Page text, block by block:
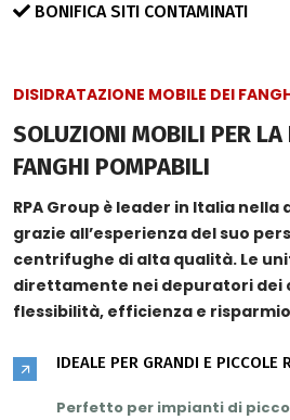
BONIFICA SITI CONTAMINATI
DISIDRATAZIONE MOBILE DEI
SOLUZIONI MOBILI PER
FANGHI POMPABILI
RPA Group è leader in Italia
grazie all’esperienza del suo
centrifughe di alta qualità. Le
direttamente nei depuratori dei
flessibilità, efficienza e
IDEALE PER GRANDI E PICCOLE
Perfetto per impianti di